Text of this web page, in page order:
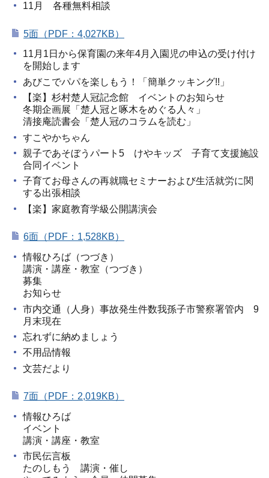
11月 各種無料相談
5面（PDF：4,027KB）
11月1日から保育園の来年4月入園児の申込の受け付け
を開始します
あびこでパパを楽しもう！「簡単クッキング!!」
【楽】杉村楚人冠記念館 イベントのお知らせ
冬期企画展「楚人冠と啄木をめぐる人々」
清接庵読書会「楚人冠のコラムを読む」
すこやかちゃん
親子であそぼうパート5 けやキッズ 子育て支援施設
合同イベント
子育てお母さんの再就職セミナーおよび生活就労に関
する出張相談
【楽】家庭教育学級公開講演会
6面（PDF：1,528KB）
情報ひろば（つづき）
講演・講座・教室（つづき）
募集
お知らせ
市内交通（人身）事故発生件数我孫子市警察署管内 9
月末現在
忘れずに納めましょう
不用品情報
文芸だより
7面（PDF：2,019KB）
情報ひろば
イベント
講演・講座・教室
市民伝言板
たのしもう 講演・催し